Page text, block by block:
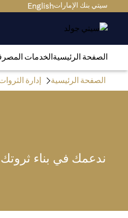
سيتي بنك الإماراتEnglish
الصفحة الرئيسيةالخدمات
الصفحة الرئيسية إدارة
ندعمك في بناء ثروتك